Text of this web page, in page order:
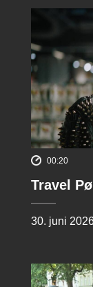
00:20
Travel
30. juni